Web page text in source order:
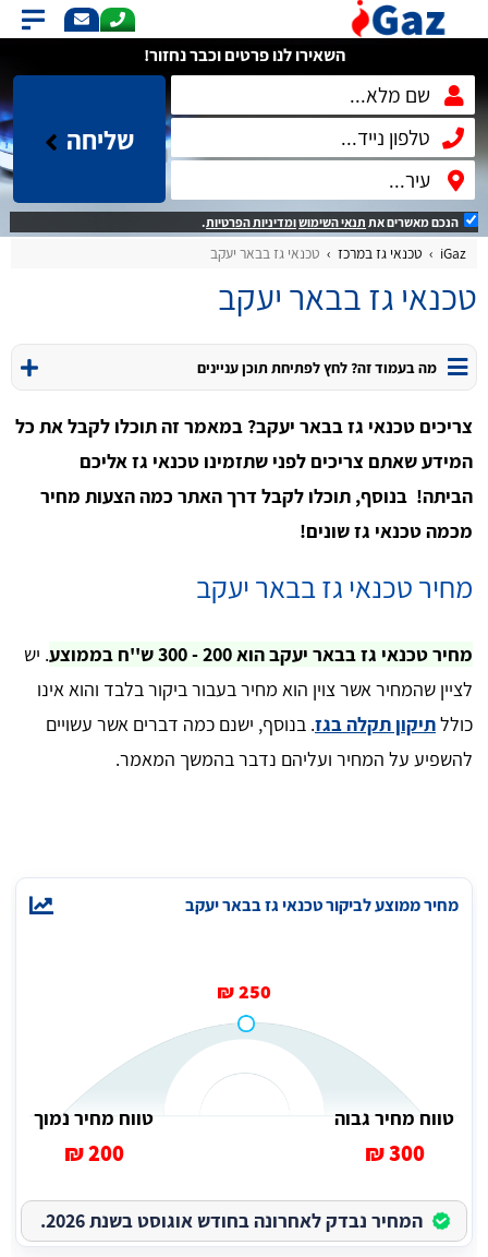
השאירו לנו פרטים וכבר נחזור!
שליחה
הנכם מאשרים את תנאי השימושומדיניות הפרטיות.
iGaz טכנאי גז במרכז טכנאי גז בבאר יעקב
טכנאי גז בבאר יעקב
מה בעמוד זה? לחץ לפתיחת תוכן עניינים
צריכים טכנאי גז בבאר יעקב? במאמר זה תוכלו לקבל את כל
המידע שאתם צריכים לפני שתזמינו טכנאי גז אליכם
הביתה! בנוסף, תוכלו לקבל דרך האתר כמה הצעות מחיר
מכמה טכנאי גז שונים!
מחיר טכנאי גז בבאר יעקב
מחיר טכנאי גז בבאר יעקב הוא 200 - 300 ש''ח בממוצע
. יש
לציין שהמחיר אשר צוין הוא מחיר בעבור ביקור בלבד והוא אינו
כוללתיקון תקלה בגז. בנוסף, ישנם כמה דברים אשר עשויים
להשפיע על המחיר ועליהם נדבר בהמשך המאמר.
מחיר ממוצע לביקור טכנאי גז בבאר יעקב
250 ₪
טווח מחיר גבוה
300 ₪
טווח מחיר נמוך
200 ₪
המחיר נבדק לאחרונה בחודש אוגוסט בשנת 2026.